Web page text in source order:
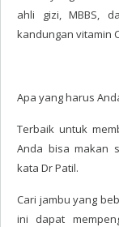
ahli gizi, MBBS,
kandungan vitamin
Apa yang harus
Terbaik untuk
Anda bisa makan
kata Dr Patil.
Cari jambu yang
ini dapat